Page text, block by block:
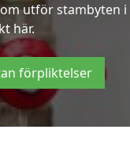
utför stambyten i
här.
förpliktelser